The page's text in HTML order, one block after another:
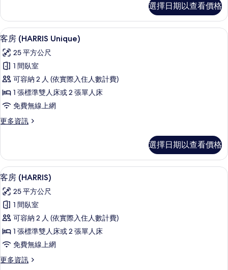
片
(HARRIS)
的
詳
選擇日期以查看價格
顯
示
客
房
(HARRIS
Unique)
的
所
片
客房 (HARRIS Unique) | 迷你吧、客
6
客房 (HARRIS Unique)
25 平方公尺
1 間臥室
可容納 2 人 (依實際入住人數計費)
1 張標準雙人床或 2 張單人床
免費無線上網
更多資訊
更
(HARRIS
Unique)
的
情
選擇日期以查看價格
顯
示
客
房
(HARRIS)
的
所
有
客房 (HARRIS) | 迷你吧、客房內保險
7
客房 (HARRIS)
25 平方公尺
1 間臥室
可容納 2 人 (依實際入住人數計費)
1 張標準雙人床或 2 張單人床
免費無線上網
更多資訊
更